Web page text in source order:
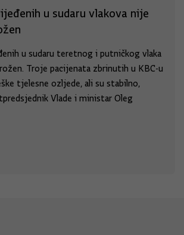
u sudaru vlakova nije
u sudaru teretnog i putničkog vlaka
Troje pacijenata zbrinutih u KBC-u
tjelesne ozljede, ali su stabilno,
Vlade i ministar Oleg